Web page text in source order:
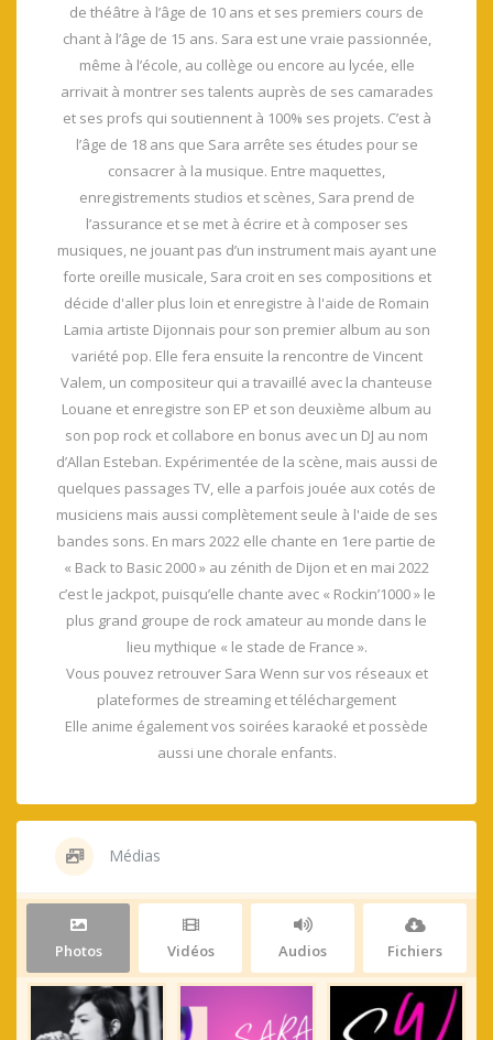
de théâtre à l’âge de 10 ans et ses premiers cours de
chant à l’âge de 15 ans. Sara est une vraie passionnée,
même à l’école, au collège ou encore au lycée, elle
arrivait à montrer ses talents auprès de ses camarades
et ses profs qui soutiennent à 100% ses projets. C’est à
l’âge de 18 ans que Sara arrête ses études pour se
consacrer à la musique. Entre maquettes,
enregistrements studios et scènes, Sara prend de
l’assurance et se met à écrire et à composer ses
musiques, ne jouant pas d’un instrument mais ayant une
forte oreille musicale, Sara croit en ses compositions et
décide d'aller plus loin et enregistre à l'aide de Romain
Lamia artiste Dijonnais pour son premier album au son
variété pop. Elle fera ensuite la rencontre de Vincent
Valem, un compositeur qui a travaillé avec la chanteuse
Louane et enregistre son EP et son deuxième album au
son pop rock et collabore en bonus avec un DJ au nom
d’Allan Esteban. Expérimentée de la scène, mais aussi de
quelques passages TV, elle a parfois jouée aux cotés de
musiciens mais aussi complètement seule à l'aide de ses
bandes sons. En mars 2022 elle chante en 1ere partie de
« Back to Basic 2000 » au zénith de Dijon et en mai 2022
c’est le jackpot, puisqu’elle chante avec « Rockin’1000 » le
plus grand groupe de rock amateur au monde dans le
lieu mythique « le stade de France ».
Vous pouvez retrouver Sara Wenn sur vos réseaux et
plateformes de streaming et téléchargement
Elle anime également vos soirées karaoké et possède
aussi une chorale enfants.
Médias
Photos Vidéos Audios Fichiers